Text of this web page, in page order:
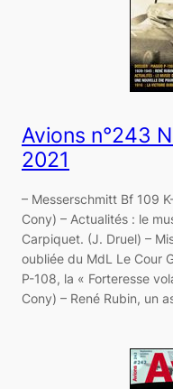
Avions n°243
2021
– Messerschmitt Bf 109
Cony) – Actualités : le
Carpiquet. (J. Druel) –
oubliée du MdL Le Cour
P-108, la « Forteresse
Cony) – René Rubin, un